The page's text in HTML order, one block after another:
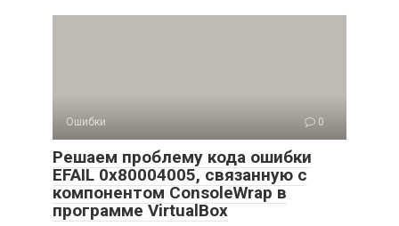
Ошибки 0
Решаем проблему кода ошибки
EFAIL 0x80004005, связанную с
компонентом ConsoleWrap в
программе VirtualBox